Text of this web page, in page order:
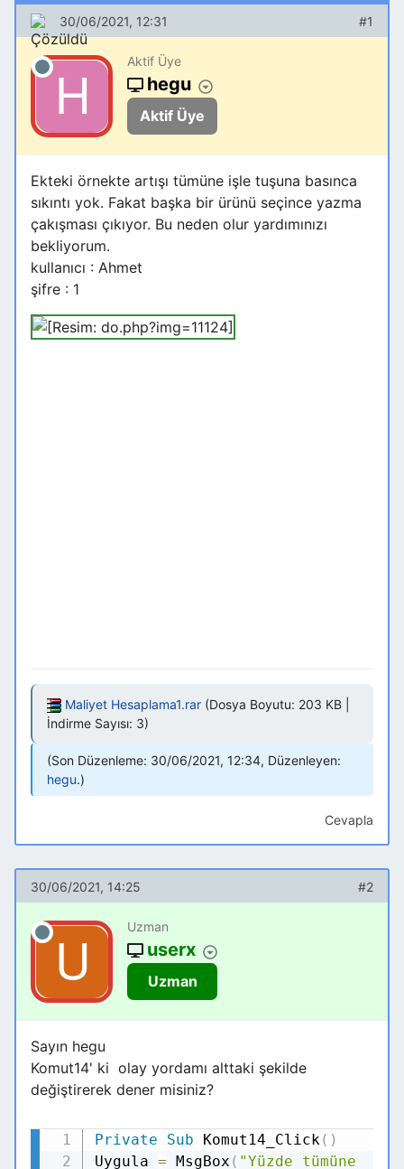
30/06/2021, 12:31 #1
Aktif Üye
hegu
Aktif Üye
Ekteki örnekte artışı tümüne işle tuşuna basınca
sıkıntı yok. Fakat başka bir ürünü seçince yazma
çakışması çıkıyor. Bu neden olur yardımınızı
bekliyorum.
kullanıcı : Ahmet
şifre : 1
Maliyet Hesaplama1.rar(Dosya Boyutu: 203 KB |
İndirme Sayısı: 3)
Son Düzenleme: 30/06/2021, 12:34, Düzenleyen:
hegu.
Cevapla
30/06/2021, 14:25 #2
Uzman
userx
Uzman
Sayın hegu
Komut14' ki olay yordamı alttaki şekilde
değiştirerek dener misiniz?
Private Sub Komut14_Click( )
Uygula = MsgBox ( "Yüzde tümüne
Kodu Kopyala